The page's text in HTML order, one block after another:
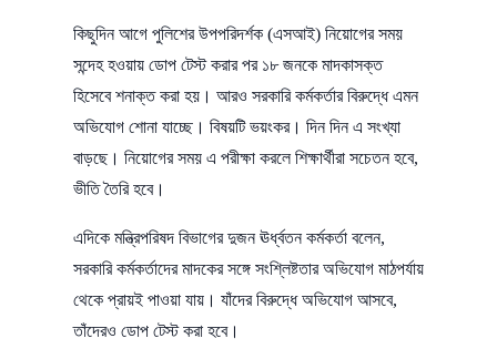
কিছুদিন আগে পুলিশের উপপরিদর্শক (এসআই) নিয়োগের সময়
সন্দেহ হওয়ায় ডোপ টেস্ট করার পর ১৮ জনকে মাদকাসক্ত
হিসেবে শনাক্ত করা হয়। আরও সরকারি কর্মকর্তার বিরুদ্ধে এমন
অভিযোগ শোনা যাচ্ছে। বিষয়টি ভয়ংকর। দিন দিন এ সংখ্যা
বাড়ছে। নিয়োগের সময় এ পরীক্ষা করলে শিক্ষার্থীরা সচেতন হবে,
ভীতি তৈরি হবে।
এদিকে মন্ত্রিপরিষদ বিভাগের দুজন ঊর্ধ্বতন কর্মকর্তা বলেন,
সরকারি কর্মকর্তাদের মাদকের সঙ্গে সংশ্লিষ্টতার অভিযোগ মাঠপর্যায়
থেকে প্রায়ই পাওয়া যায়। যাঁদের বিরুদ্ধে অভিযোগ আসবে,
তাঁদেরও ডোপ টেস্ট করা হবে।